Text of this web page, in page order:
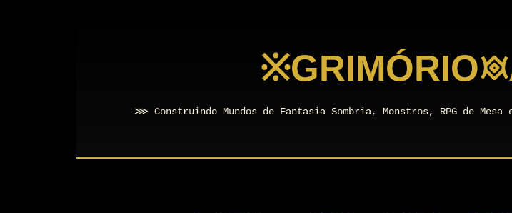
※GRIMÓRIO𖥜
⋙ Construindo Mundos de Fantasia Sombria, Monstros, RPG de